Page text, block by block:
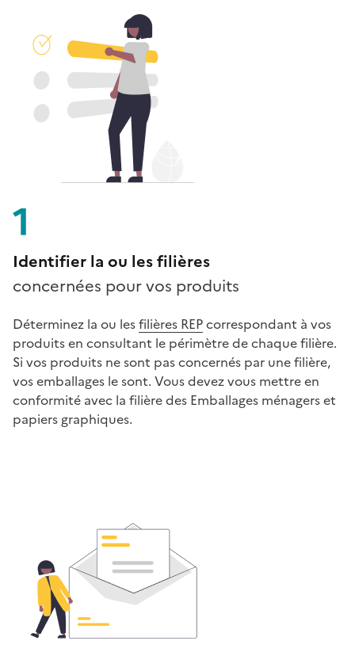
1
Identifier la ou les filières
concernées pour vos produits
Déterminez la ou lesfilières REPcorrespondant à vos
produits en consultant le périmètre de chaque filière.
Si vos produits ne sont pas concernés par une filière,
vos emballages le sont. Vous devez vous mettre en
conformité avec la filière des Emballages ménagers et
papiers graphiques.